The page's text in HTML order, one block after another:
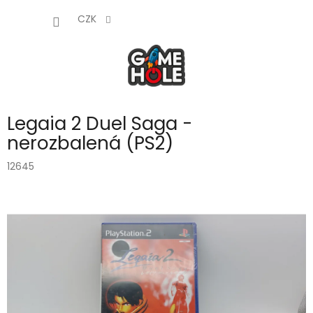
CZK
Legaia 2 Duel Saga -
nerozbalená (PS2)
12645